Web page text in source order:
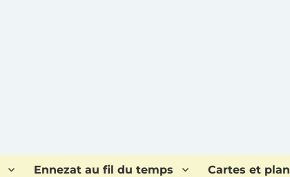
Ennezat au fil du temps Cartes et